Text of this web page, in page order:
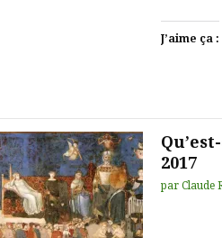
J’aime ça :
2017
par Claude